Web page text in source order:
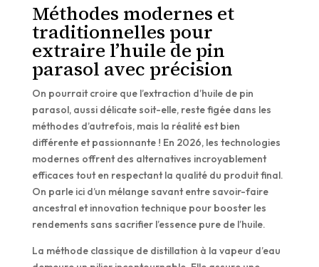
Méthodes modernes et
traditionnelles pour
extraire l’huile de pin
parasol avec précision
On pourrait croire que l’extraction d’huile de pin
parasol, aussi délicate soit-elle, reste figée dans les
méthodes d’autrefois, mais la réalité est bien
différente et passionnante ! En 2026, les technologies
modernes offrent des alternatives incroyablement
efficaces tout en respectant la qualité du produit final.
On parle ici d’un mélange savant entre savoir-faire
ancestral et innovation technique pour booster les
rendements sans sacrifier l’essence pure de l’huile.
La méthode classique de distillation à la vapeur d’eau